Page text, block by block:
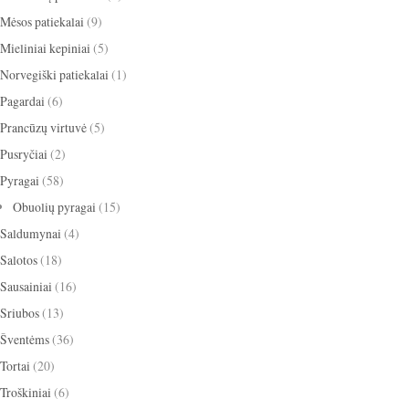
Mėsos patiekalai (9)
Mieliniai kepiniai (5)
Norvegiški patiekalai (1)
Pagardai (6)
Prancūzų virtuvė(5)
Pusryčiai (2)
Pyragai (58)
Obuolių pyragai (15)
Saldumynai (4)
Salotos(18)
Sausainiai (16)
Sriubos(13)
Šventėms(36)
Tortai (20)
Troškiniai (6)